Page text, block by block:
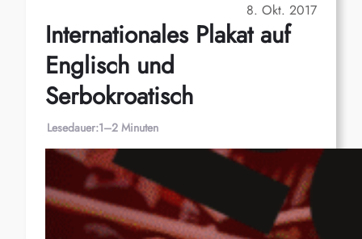
8. Okt. 2017
Internationales Plakat auf
Englisch und
Serbokroatisch
Lesedauer:1–2 Minuten